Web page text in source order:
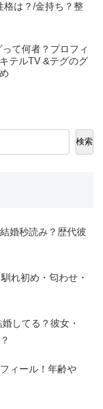
格は？/金持ち？整
て何者？プロフィ
テルTV &テグのグ
検索
婚秒読み？歴代彼
れ初め・匂わせ・
してる？彼女・
ィール！年齢や